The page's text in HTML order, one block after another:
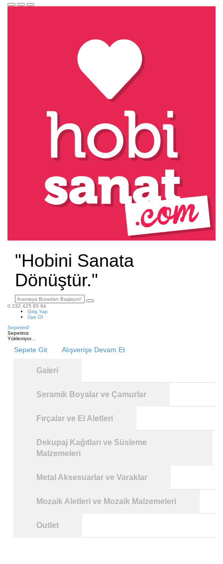
"Hobini Sanata
Dönüştür."
0 232 425 85 94
Giriş Yap
Üye Ol
Sepetim0
Sepetiniz
Yükleniyor...
Sepete Git Alışverişe Devam Et
Galeri
Seramik Boyalar ve Çamurlar
Fırçalar ve El Aletleri
Dekupaj Kağıtları ve Süsleme
Malzemeleri
Metal Aksesuarlar ve Varaklar
Mozaik Aletleri ve Mozaik Malzemeleri
Outlet